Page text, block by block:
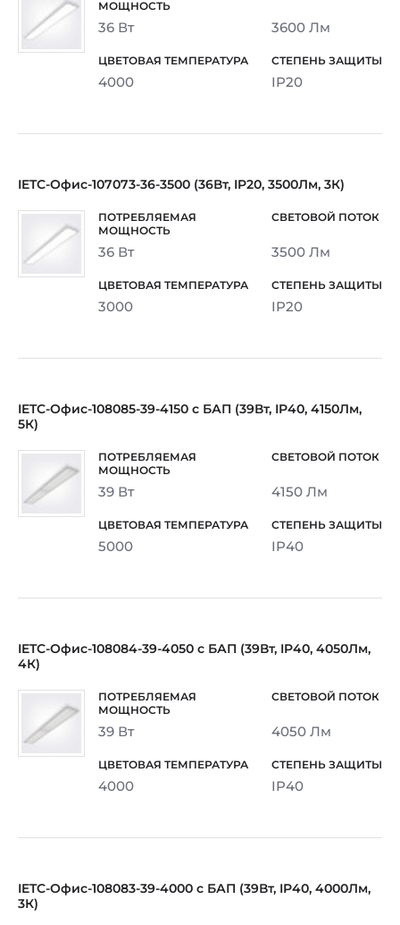
36 Вт 3600 Лм
4000 IP20
IETC-Офис-107073-36-3500 (36Вт, IP20, 3500Лм, 3К)
36 Вт 3500 Лм
3000 IP20
IETC-Офис-108085-39-4150 с БАП (39Вт, IP40, 4150Лм,
5К)
39 Вт 4150 Лм
5000 IP40
IETC-Офис-108084-39-4050 с БАП (39Вт, IP40, 4050Лм,
4К)
39 Вт 4050 Лм
4000 IP40
IETC-Офис-108083-39-4000 с БАП (39Вт, IP40, 4000Лм,
3К)